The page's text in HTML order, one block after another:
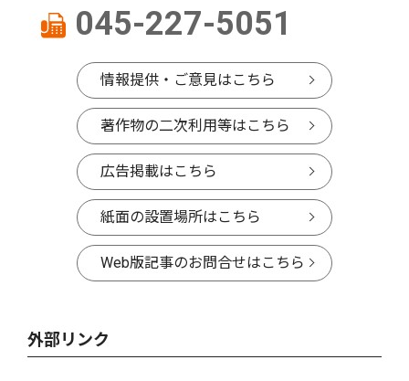
045-227-5051
情報提供・ご意見はこちら
著作物の二次利用等はこちら
広告掲載はこちら
紙面の設置場所はこちら
Web版記事のお問合せはこちら
外部リンク